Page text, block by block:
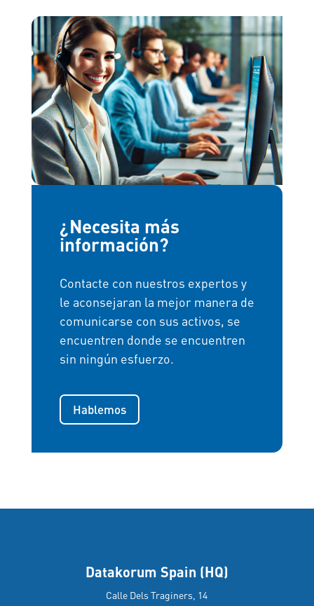
¿Necesita más
información?
Contacte con nuestros expertos y
le aconsejaran la mejor manera de
comunicarse con sus activos, se
encuentren donde se encuentren
sin ningún esfuerzo.
Hablemos
Datakorum Spain (HQ)
Calle Dels Traginers, 14